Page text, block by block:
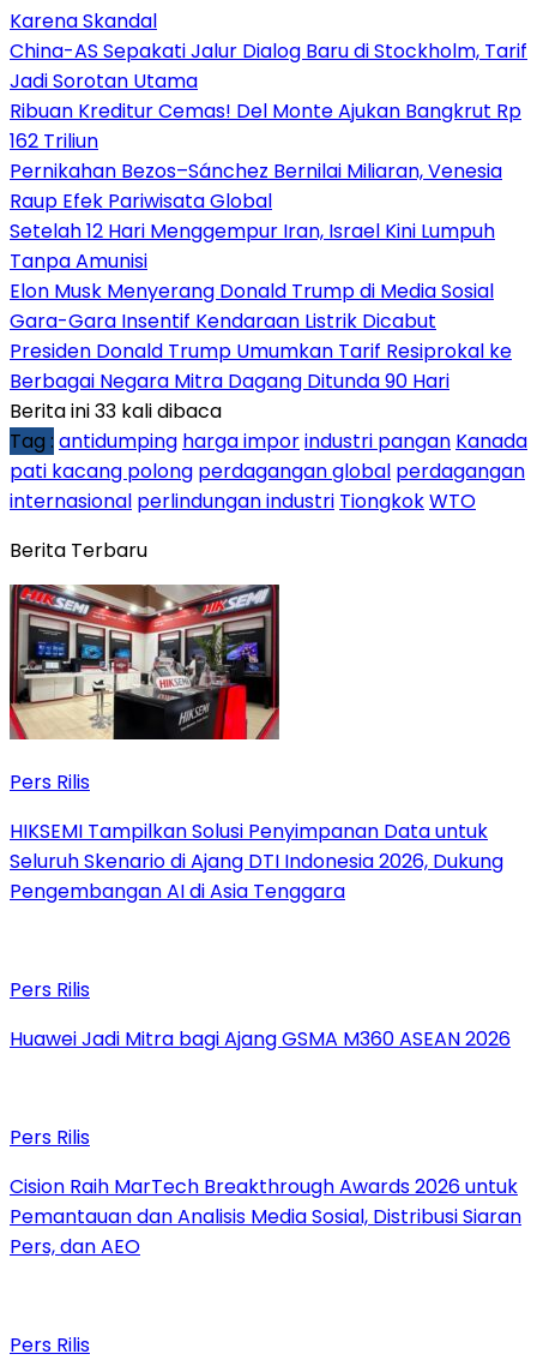
Karena Skandal
China-AS Sepakati Jalur Dialog Baru di Stockholm, Tarif
Jadi Sorotan Utama
Ribuan Kreditur Cemas! Del Monte Ajukan Bangkrut Rp
162 Triliun
Pernikahan Bezos–Sánchez Bernilai Miliaran, Venesia
Raup Efek Pariwisata Global
Setelah 12 Hari Menggempur Iran, Israel Kini Lumpuh
Tanpa Amunisi
Elon Musk Menyerang Donald Trump di Media Sosial
Gara-Gara Insentif Kendaraan Listrik Dicabut
Presiden Donald Trump Umumkan Tarif Resiprokal ke
Berbagai Negara Mitra Dagang Ditunda 90 Hari
Berita ini 33 kali dibaca
Tag : antidumping harga imporindustri pangan Kanada
pati kacang polong perdagangan global perdagangan
internasional perlindungan industri TiongkokWTO
Berita Terbaru
Pers Rilis
HIKSEMI Tampilkan Solusi Penyimpanan Data untuk
Seluruh Skenario di Ajang DTI Indonesia 2026, Dukung
Pengembangan AI di Asia Tenggara
Pers Rilis
Huawei Jadi Mitra bagi Ajang GSMA M360 ASEAN 2026
Pers Rilis
Cision Raih MarTech Breakthrough Awards 2026 untuk
Pemantauan dan Analisis Media Sosial, Distribusi Siaran
Pers, dan AEO
Pers Rilis